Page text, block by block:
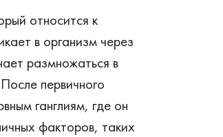
относится к
в организм через
размножаться в
первичного
ганглиям, где он
факторов, таких